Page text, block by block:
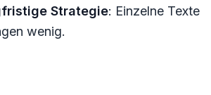
Strategie: Einzelne Texte
wenig.